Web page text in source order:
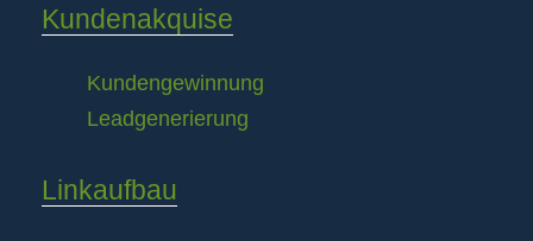
Kundenakquise
Kundengewinnung
Leadgenerierung
Linkaufbau